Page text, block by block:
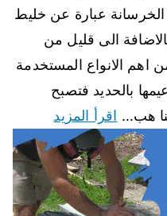
عبارة عن خليط
الى قليل من
اهم الانواع المستخدمة
بالحديد فتصبح
هب… اقرأ المزيد